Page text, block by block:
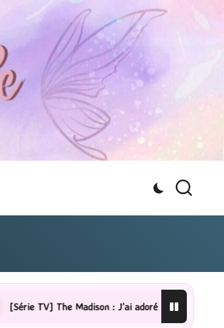
: J’ai adoré ! [Lecture] La